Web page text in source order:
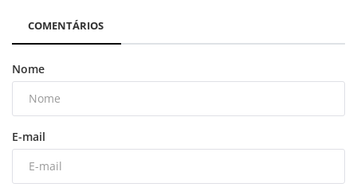
COMENTÁRIOS
Nome
E-mail